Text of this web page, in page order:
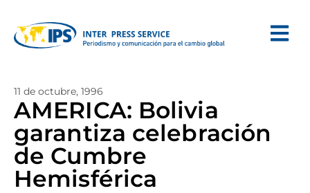
11 de octubre, 1996
AMERICA: Bolivia
garantiza celebración
de Cumbre
Hemisférica